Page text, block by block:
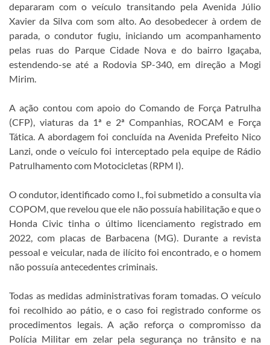
depararam com o veículo transitando pela Avenida Júlio
Xavier da Silva com som alto. Ao desobedecer à ordem de
parada, o condutor fugiu, iniciando um acompanhamento
pelas ruas do Parque Cidade Nova e do bairro Igaçaba,
estendendo-se até a Rodovia SP-340, em direção a Mogi
Mirim.
A ação contou com apoio do Comando de Força Patrulha
(CFP), viaturas da 1ª e 2ª Companhias, ROCAM e Força
Tática. A abordagem foi concluída na Avenida Prefeito Nico
Lanzi, onde o veículo foi interceptado pela equipe de Rádio
Patrulhamento com Motocicletas (RPM I).
O condutor, identificado como I., foi submetido a consulta via
COPOM, que revelou que ele não possuía habilitação e que o
Honda Civic tinha o último licenciamento registrado em
2022, com placas de Barbacena (MG). Durante a revista
pessoal e veicular, nada de ilícito foi encontrado, e o homem
não possuía antecedentes criminais.
Todas as medidas administrativas foram tomadas. O veículo
foi recolhido ao pátio, e o caso foi registrado conforme os
procedimentos legais. A ação reforça o compromisso da
Polícia Militar em zelar pela segurança no trânsito e na